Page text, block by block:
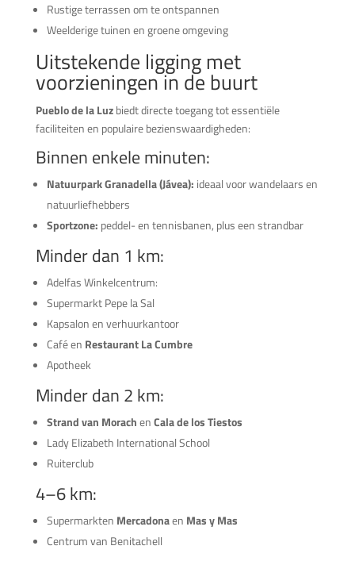
Rustige terrassen om te ontspannen
Weelderige tuinen en groene omgeving
Uitstekende ligging met
voorzieningen in de buurt
Pueblo de la Luzbiedt directe toegang tot essentiële
faciliteiten en populaire bezienswaardigheden:
Binnen enkele minuten:
Natuurpark Granadella (Jávea): ideaal voor wandelaars en
natuurliefhebbers
Sportzone: peddel- en tennisbanen, plus een strandbar
Minder dan 1 km:
Adelfas Winkelcentrum:
Supermarkt Pepe la Sal
Kapsalon en verhuurkantoor
Café en Restaurant La Cumbre
Apotheek
Minder dan 2 km:
Strand van MorachenCala de los Tiestos
Lady Elizabeth International School
Ruiterclub
4–6 km:
Supermarkten Mercadonaen Mas y Mas
Centrum van Benitachell